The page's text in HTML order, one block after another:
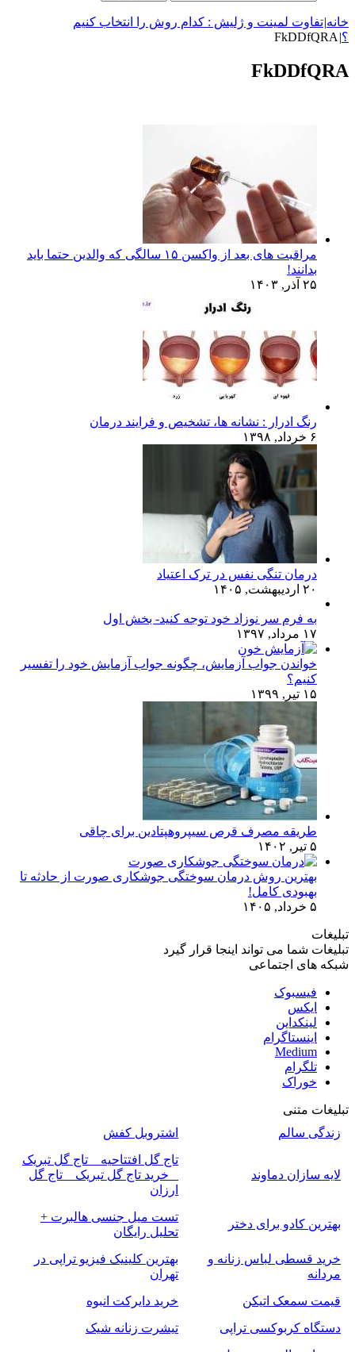
خانه|تفاوت لمینت و ژلیش : کدام روش را انتخاب کنیم
؟|
FkDDfQRA
FkDDfQRA
مراقبت های بعد از واکسن ۱۵ سالگی که والدین حتما باید
بدانند!
۲۵ آذر, ۱۴۰۳
رنگ ادرار : نشانه ها، تشخیص و فرایند درمان
۶ خرداد, ۱۳۹۸
درمان تنگی نفس در ترک اعتیاد
۲۰ اردیبهشت, ۱۴۰۵
به فرم سر نوزاد خود توجه کنید- بخش اول
۱۷ مرداد, ۱۳۹۷
خواندن جواب آزمایش، چگونه جواب آزمایش خود را تفسیر
کنیم؟
۱۵ تیر, ۱۳۹۹
طریقه مصرف قرص سیپروهپتادین برای چاقی
۵ تیر, ۱۴۰۲
بهترین روش درمان سوختگی جوشکاری صورت از حادثه تا
بهبودی کامل!
۵ خرداد, ۱۴۰۵
تبلیغات
تبلیغات شما می تواند اینجا قرار گیرد
شبکه های اجتماعی
فیسبوک
ایکس
لینکداین
اینستاگرام
Medium
تلگرام
خوراک
تبلیغات متنی
زندگی سالم
اشتروبل کفش
لایه سازان دماوند
تاج گل افتتاحیه _ تاج گل تبریک
_ خرید تاج گل تبریک _ تاج گل
ارزان
بهترین کادو برای دختر
تست میل جنسی هالبرت +
تحلیل رایگان
خرید قسطی لباس زنانه و
مردانه
بهترین کلینیک فیزیو تراپی در
تهران
قیمت سمعک اتیکن
خرید دایرکت انبوه
دستگاه کربوکسی تراپی
تیشرت زنانه شیک